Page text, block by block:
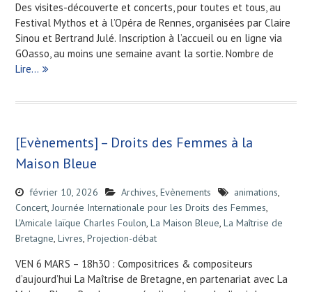
Des visites-découverte et concerts, pour toutes et tous, au
Festival Mythos et à l’Opéra de Rennes, organisées par Claire
Sinou et Bertrand Julé. Inscription à l’accueil ou en ligne via
GOasso, au moins une semaine avant la sortie. Nombre de
Lire…
[Evènements] – Droits des Femmes à la
Maison Bleue
février 10, 2026 Archives, Evènements animations,
Concert, Journée Internationale pour les Droits des Femmes,
L'Amicale laïque Charles Foulon, La Maison Bleue, La Maîtrise de
Bretagne, Livres, Projection-débat
VEN 6 MARS – 18h30 : Compositrices & compositeurs
d’aujourd’hui La Maîtrise de Bretagne, en partenariat avec La